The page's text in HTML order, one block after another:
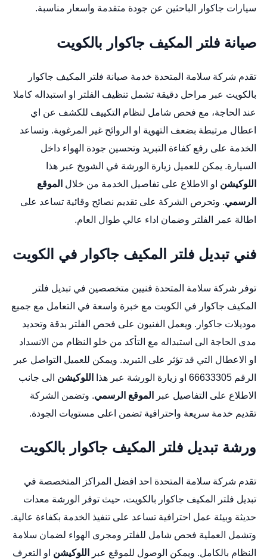
سيارات جاكوار الباحثين عن جودة متقدمة واسعار مناسبة.
صيانة فلتر المكيف جاكوار بالكويت
تقدم شركة سلامة المتحدة خدمة صيانة فلتر المكيف جاكوار
بالكويت عبر مراحل دقيقة تشمل تنظيف الفلتر او استبداله كاملا
عند الحاجة، مع فحص شامل لنظام التكييف للكشف عن اي
اعطال مرتبطة بضعف التهوية او الروائح غير المرغوبة. وتساعد
الخدمة على رفع كفاءة التبريد وتحسين جودة الهواء داخل
السيارة. يمكن للعميل زيارة الورشة في الشويخ عبر هذا
اللوكيشن او الاطلاع على تفاصيل الخدمة من خلال الموقع
الرسمي. وتحرص الشركة على تقديم نصائح وقائية تساعد على
اطالة عمر الفلتر وضمان اداء عالي طوال العام.
فني تبديل فلتر المكيف جاكوار في الكويت
توفر شركة سلامة المتحدة فنيين متخصصين في تبديل فلتر
المكيف جاكوار في الكويت مع خبرة واسعة في التعامل مع جميع
موديلات جاكوار. ويعمل الفنيون على فحص الفلتر بدقة وتحديد
مدى الحاجة الى استبداله مع التأكد من خلو النظام من الانسداد
او الاعطال التي قد تؤثر على التبريد. ويمكن للعميل التواصل عبر
الرقم 66633305 او زيارة الورشة عبر هذا
اللوكيشن الى جانب
الاطلاع على التفاصيل عبر
الموقع الرسمي. وتضمن الشركة
تقديم خدمة سريعة واحترافية تضمن اعلى مستويات الجودة.
ورشة تبديل فلتر المكيف جاكوار بالكويت
تقدم شركة سلامة المتحدة احد افضل المراكز المتخصصة في
تبديل فلتر المكيف جاكوار بالكويت، حيث توفر الورشة معدات
حديثة وبيئة عمل احترافية تساعد على تنفيذ الخدمة بكفاءة عالية.
وتشمل العملية فحص شامل للفلتر ومجرى الهواء لضمان سلامة
النظام بالكامل. ويمكن الوصول للموقع عبر
اللوكيشن او التعرف